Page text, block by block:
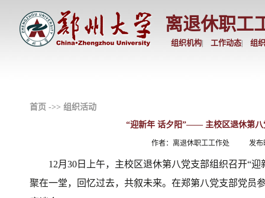
离退休职工
组织机构 工作动态 组
首页 ->> 组织活动
“迎新年 话夕阳”—— 主校区退休第八
作者：离退休职工工作处 发布
12月30日上午，主校区退休第八党支部组织召开“
聚在一堂，回忆过去，共叙未来。在郑第八党支部党员